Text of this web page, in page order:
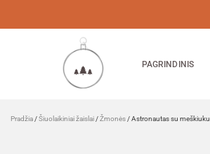
PAGRINDINIS
Pradžia /Šiuolaikiniai žaislai /Žmonės / Astronautas su meškiuku